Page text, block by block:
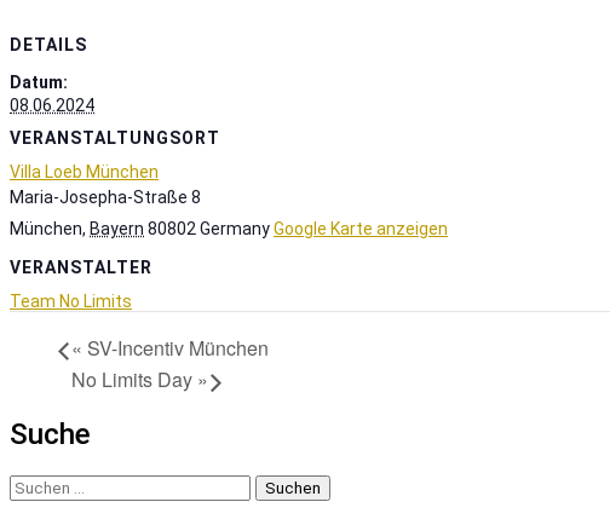
DETAILS
Datum:
08.06.2024
VERANSTALTUNGSORT
Villa Loeb München
Maria-Josepha-Straße 8
München, Bayern 80802 GermanyGoogle Karte anzeigen
VERANSTALTER
Team No Limits
« SV-Incentiv München
No Limits Day »
Suche
Suchen